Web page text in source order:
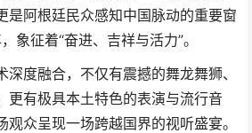
是阿根廷民众感知中国脉动的重要窗
象征着“奋进、吉祥与活力”。
度融合，不仅有震撼的舞龙舞狮、
更有极具本土特色的表演与流行音
观众呈现一场跨越国界的视听盛宴。